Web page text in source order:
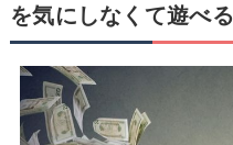
を気にしなくて遊べる